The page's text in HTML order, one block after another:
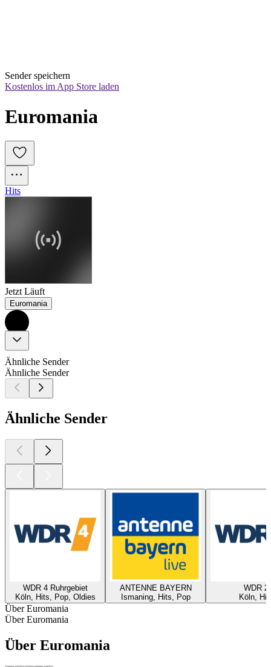
Sender speichern
Kostenlos im App Store laden
Euromania
Hits
Jetzt Läuft
Euromania
Ähnliche Sender
Ähnliche Sender
Ähnliche Sender
WDR 4 Ruhrgebiet
Köln, Hits, Pop, Oldies
ANTENNE BAYERN
Ismaning, Hits, Pop
WDR 2
Köln,
Über Euromania
Über Euromania
Über Euromania